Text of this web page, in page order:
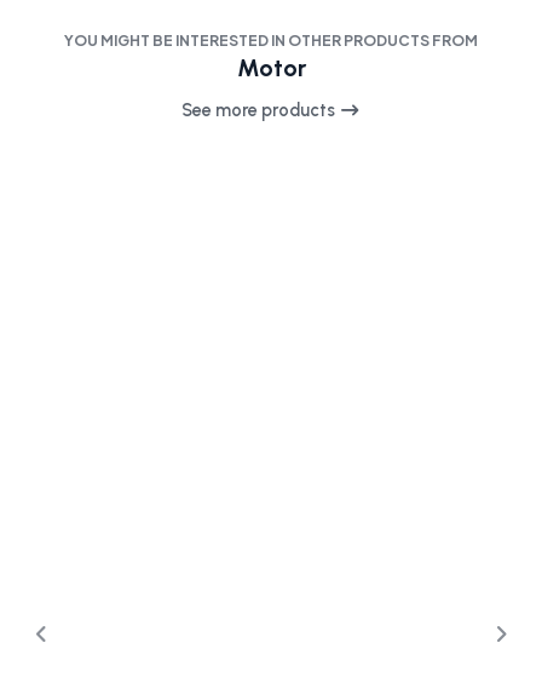
YOU MIGHT BE INTERESTED IN OTHER PRODUCTS FROM
Motor
See more products